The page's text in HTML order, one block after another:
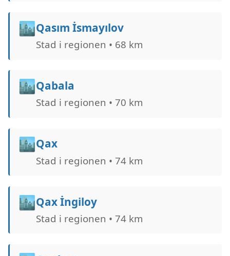
🏙️Qasım İsmayılov
Stad i regionen • 68 km
🏙️Qabala
Stad i regionen • 70 km
🏙️Qax
Stad i regionen • 74 km
🏙️Qax İngiloy
Stad i regionen • 74 km